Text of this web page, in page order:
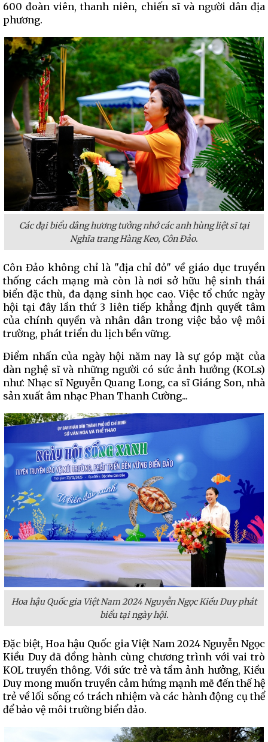
600 đoàn viên, thanh niên, chiến sĩ và người dân địa
phương.
Các đại biểu dâng hương tưởng nhớ các anh hùng liệt sĩ tại
Nghĩa trang Hàng Keo, Côn Đảo.
Côn Đảo không chỉ là "địa chỉ đỏ" về giáo dục truyền
thống cách mạng mà còn là nơi sở hữu hệ sinh thái
biển đặc thù, đa dạng sinh học cao. Việc tổ chức ngày
hội tại đây lần thứ 3 liên tiếp khẳng định quyết tâm
của chính quyền và nhân dân trong việc bảo vệ môi
trường, phát triển du lịch bền vững.
Điểm nhấn của ngày hội năm nay là sự góp mặt của
dàn nghệ sĩ và những người có sức ảnh hưởng (KOLs)
như: Nhạc sĩ Nguyễn Quang Long, ca sĩ Giáng Son, nhà
sản xuất âm nhạc Phan Thanh Cường...
Hoa hậu Quốc gia Việt Nam 2024 Nguyễn Ngọc Kiều Duy phát
biểu tại ngày hội.
Đặc biệt, Hoa hậu Quốc gia Việt Nam 2024 Nguyễn Ngọc
Kiều Duy đã đồng hành cùng chương trình với vai trò
KOL truyền thông. Với sức trẻ và tầm ảnh hưởng, Kiều
Duy mong muốn truyền cảm hứng mạnh mẽ đến thế hệ
trẻ về lối sống có trách nhiệm và các hành động cụ thể
để bảo vệ môi trường biển đảo.